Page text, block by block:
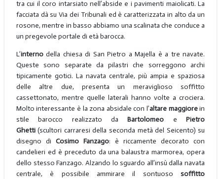
tra cui il coro intarsiato nell’abside e i pavimenti maiolicati. La
facciata dà su Via dei Tribunali ed è caratterizzata in alto da un
rosone, mentre in basso abbiamo una scalinata che conduce a
un pregevole portale di età barocca.
L’internodella chiesa di San Pietro a Majella è a tre navate.
Queste sono separate da pilastri che sorreggono archi
tipicamente gotici. La navata centrale, più ampia e spaziosa
delle altre due, presenta un meraviglioso soffitto
cassettonato, mentre quelle laterali hanno volte a crociera.
Molto interessante è la zona absidale con l’altare maggiorein
stile barocco realizzato daBartolomeo ePietro
Ghetti(scultori carraresi della seconda metà del Seicento) su
disegno di Cosimo Fanzago: è riccamente decorato con
candelieri ed è preceduto da una balaustra marmorea, opera
dello stesso Fanzago. Alzando lo sguardo all’insù dalla navata
centrale, è possibile ammirare il sontuososoffitto